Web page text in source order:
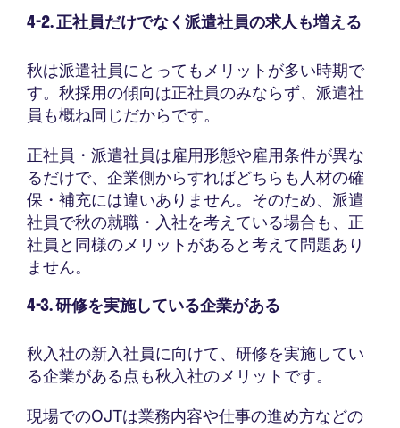
4-2. 正社員だけでなく派遣社員の求人も増える
秋は派遣社員にとってもメリットが多い時期で
す。秋採用の傾向は正社員のみならず、派遣社
員も概ね同じだからです。
正社員・派遣社員は雇用形態や雇用条件が異な
るだけで、企業側からすればどちらも人材の確
保・補充には違いありません。そのため、派遣
社員で秋の就職・入社を考えている場合も、正
社員と同様のメリットがあると考えて問題あり
ません。
4-3. 研修を実施している企業がある
秋入社の新入社員に向けて、研修を実施してい
る企業がある点も秋入社のメリットです。
現場でのOJTは業務内容や仕事の進め方などの